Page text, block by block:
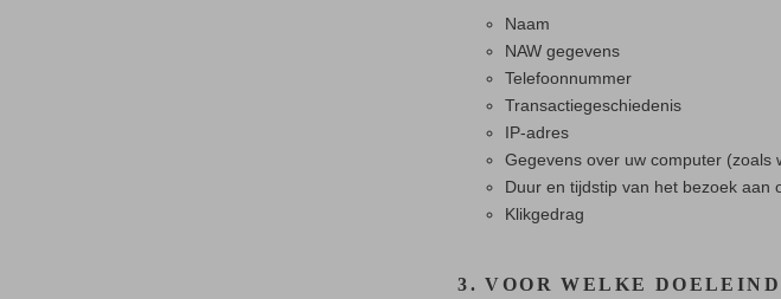
Naam
NAW gegevens
Telefoonnummer
Transactiegeschiedenis
IP-adres
Gegevens over uw computer (zoals
Duur en tijdstip van het bezoek aan
Klikgedrag
3. VOOR WELKE